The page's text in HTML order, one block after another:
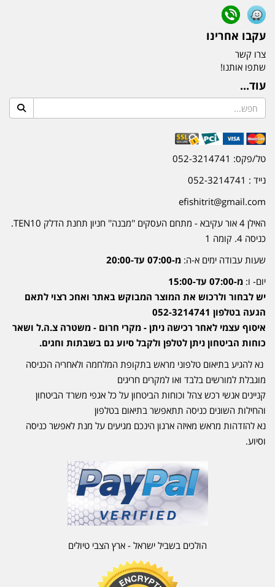
עקבו אחרינו
צרו קשר
שתפו אותנו!
עוד...
טל/פקס: 052-3214741
נייד : 052-3214741
efishitrit@gmail.com
האילן 4 אור עקיבא - מתחם העסקים ''מבנה'' חניון תחנת הדלק TEN10.
כניסה 4. קומה 1
שעות עבודה ימים א-ה: מ-07:00 עד-20:00
יום- ו: מ-07:00 עד-15:00
יש לבחור ולרכוש את המוצר המבוקש באתר ואחכ רצוי לתאם
הגעה בטלפון 052-3214741
איסוף עצמי לאחר רכישה ניתן - מקרי חרום - משטרה צ.ה.ל ושאר
כוחות הביטחון ניתן לטלפן ולקבל סיוע גם בשבתות וחגים.
נא להגיע בתיאום טלפוני מראש בתקופת המלחמה ולאחריה הכניסה
מוגבלת למורשים בלבד ואו למקרים חריגים
קניינים אנשי רכש צהל וכוחות הביטחון על כל אגפי משרד הביטחון
והחילות השונים כניסה תתאפשר בתיאום בטלפון
נא להזדהות מראש מאיזה ארגון הינכם מגיעים על מנת לאפשר כניסה
וסיוע.
הולכים בשביל ישראל - ארץ הצבי טיולים